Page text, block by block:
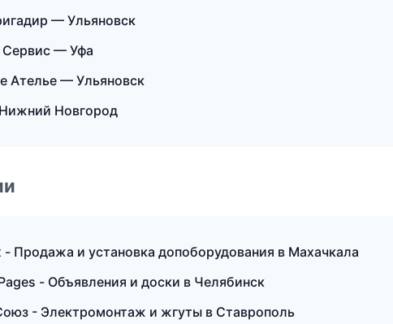
— Ульяновск
— Уфа
Ателье — Ульяновск
Новгород
Продажа и установка допоборудования в Махачкала
- Объявления и доски в Челябинск
- Электромонтаж и жгуты в Ставрополь